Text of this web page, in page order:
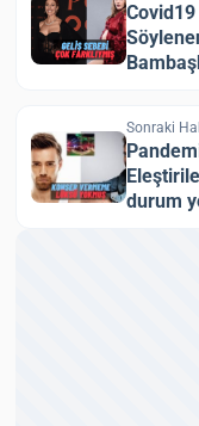
Covid19
Sonraki
durum